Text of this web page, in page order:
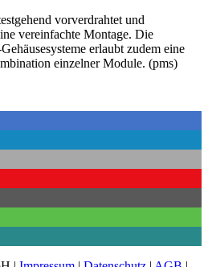
vorverdrahtet und
vereinfachte Montage. Die
erlaubt zudem eine
einzelner Module. (pms)